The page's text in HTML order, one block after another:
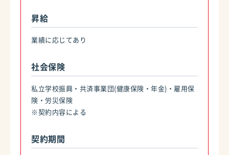
昇給
業績に応じてあり
社会保険
私立学校振興・共済事業団(健康保険・年金)・雇用保
険・労災保険
※契約内容による
契約期間